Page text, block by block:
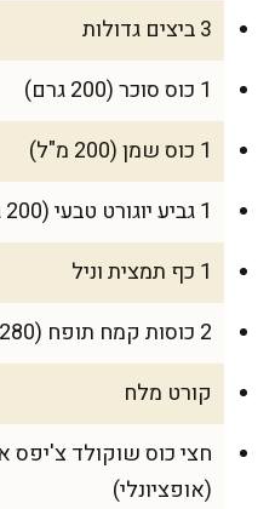
3 ביצים גדולות
1 כוס סוכר (200 גרם)
1 כוס שמן (200 מ"ל)
1 גביע יוגורט טבעי (200 גרם)
1 כף תמצית וניל
2 כוסות קמח תופח (280 גרם)
קורט מלח
חצי כוס שוקולד צ'יפס
(אופציונלי)